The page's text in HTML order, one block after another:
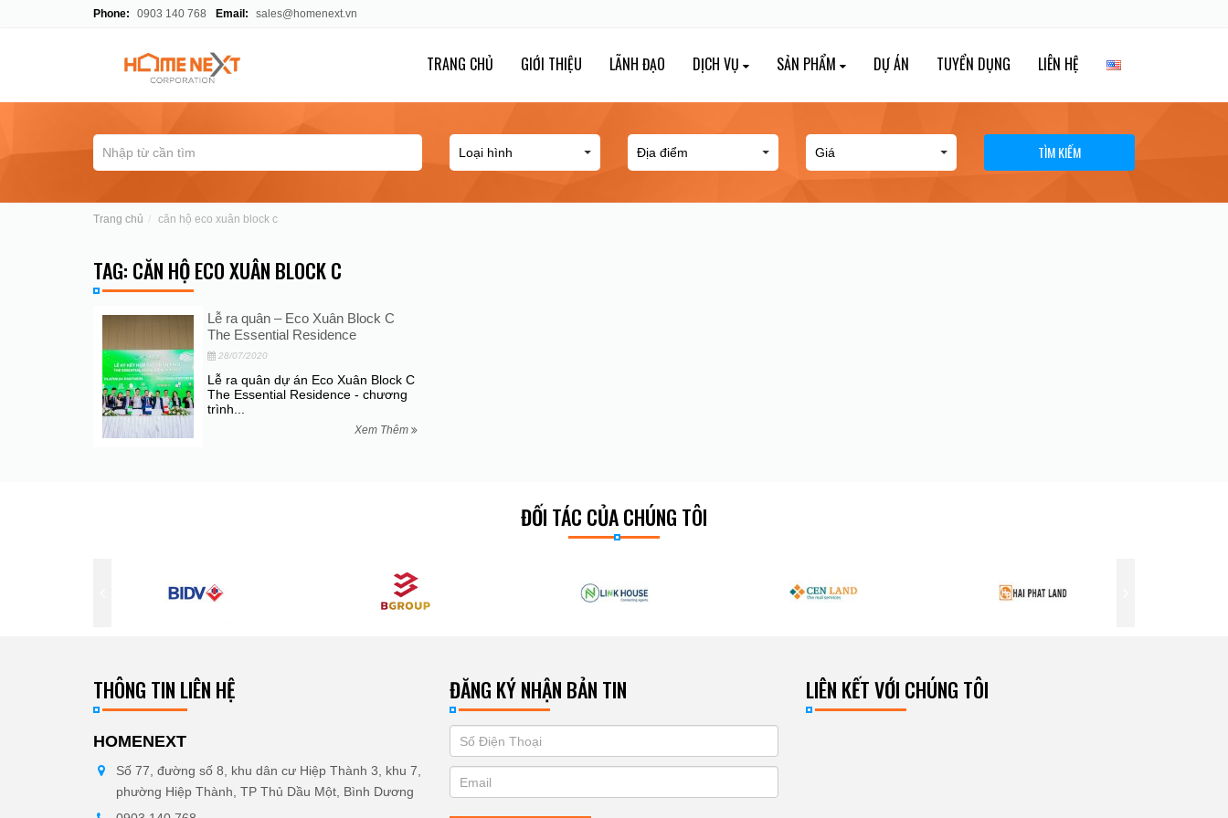
Phone: 0903 140 768 Email: sales@homenext.vn
TRANG CHỦ GIỚI THIỆU LÃNH ĐẠO DỊCH VỤ SẢN PHẨM DỰ ÁN TUYỂN DỤNG LIÊN HỆ
TÌM KIẾM
Trang chủ căn hộ eco xuân block c
TAG: CĂN HỘ ECO XUÂN BLOCK C
Lễ ra quân – Eco Xuân Block C
The Essential Residence
28/07/2020
Lễ ra quân dự án Eco Xuân Block C
The Essential Residence - chương
trình...
Xem Thêm
ĐỐI TÁC CỦA CHÚNG TÔI
THÔNG TIN LIÊN HỆ
HOMENEXT
Số 77, đường số 8, khu dân cư Hiệp Thành 3, khu 7,
phường Hiệp Thành, TP Thủ Dầu Một, Bình Dương
ĐĂNG KÝ NHẬN BẢN TIN
ĐĂNG
KÝ
NHẬN
you
are
human,
LIÊN KẾT VỚI CHÚNG TÔI